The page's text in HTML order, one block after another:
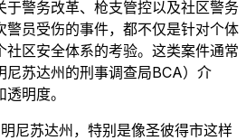
于警务改革、枪支管控以及社区警务
警员受伤的事件，都不仅是针对个体
社区安全体系的考验。这类案件通常
尼苏达州的刑事调查局BCA）介
明度。
尼苏达州，特别是像圣彼得市这样